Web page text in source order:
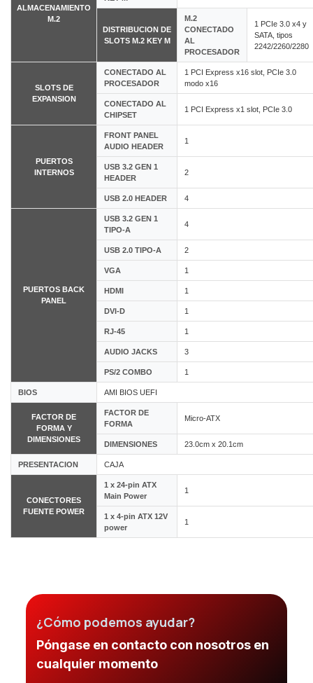
ALMACENAMIENTO
M.2
DISTRIBUCION DE
SLOTS M.2 KEY M
M.2
CONECTADO
AL
PROCESADOR
1 PCIe 3.0 x4 y
SATA, tipos
2242/2260/2280
SLOTS DE
EXPANSION
CONECTADO AL
PROCESADOR
1 PCI Express x16 slot, PCIe 3.0
modo x16
CONECTADO AL
CHIPSET
1 PCI Express x1 slot, PCIe 3.0
PUERTOS
INTERNOS
FRONT PANEL
AUDIO HEADER
1
USB 3.2 GEN 1
HEADER
2
USB 2.0 HEADER 4
PUERTOS BACK
PANEL
USB 3.2 GEN 1
TIPO-A
4
USB 2.0 TIPO-A 2
VGA 1
HDMI 1
DVI-D 1
RJ-45 1
AUDIO JACKS 3
PS/2 COMBO 1
BIOS AMI BIOS UEFI
FACTOR DE
FORMA Y
DIMENSIONES
FACTOR DE
FORMA
Micro-ATX
DIMENSIONES 23.0cm x 20.1cm
PRESENTACION CAJA
CONECTORES
FUENTE POWER
1 x 24-pin ATX
Main Power
1
1 x 4-pin ATX 12V
power
1
¿Cómo podemos ayudar?
Póngase en contacto con nosotros en
cualquier momento